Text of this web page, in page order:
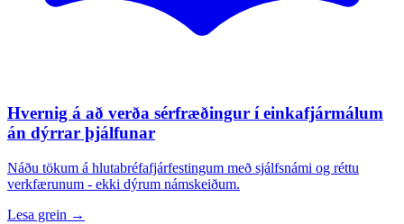
Hvernig á að verða sérfræðingur í einkafjármálum
án dýrrar þjálfunar
Náðu tökum á hlutabréfafjárfestingum með sjálfsnámi og réttu
verkfærunum - ekki dýrum námskeiðum.
Lesa grein →